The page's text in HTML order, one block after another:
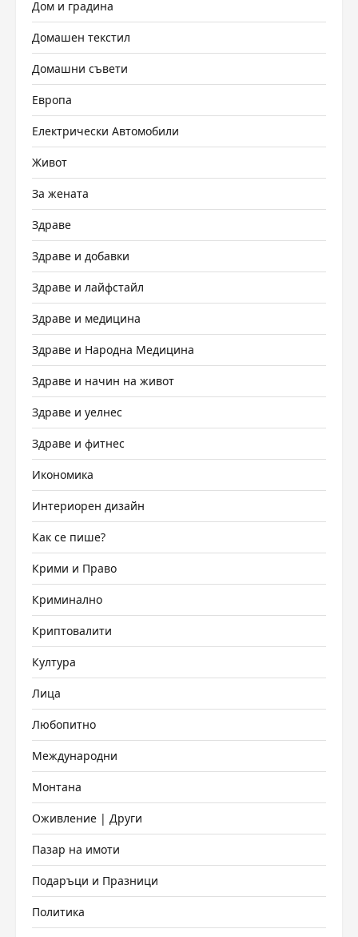
Дом и градина
Домашен текстил
Домашни съвети
Европа
Електрически Автомобили
Живот
За жената
Здраве
Здраве и добавки
Здраве и лайфстайл
Здраве и медицина
Здраве и Народна Медицина
Здраве и начин на живот
Здраве и уелнес
Здраве и фитнес
Икономика
Интериорен дизайн
Как се пише?
Крими и Право
Криминално
Криптовалити
Култура
Лица
Любопитно
Международни
Монтана
Оживление | Други
Пазар на имоти
Подаръци и Празници
Политика